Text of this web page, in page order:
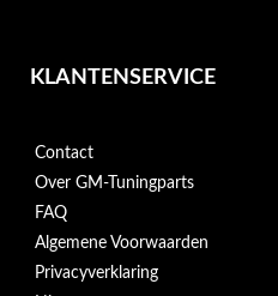
KLANTENSERVICE
Contact
Over GM-Tuningparts
FAQ
Algemene Voorwaarden
Privacyverklaring